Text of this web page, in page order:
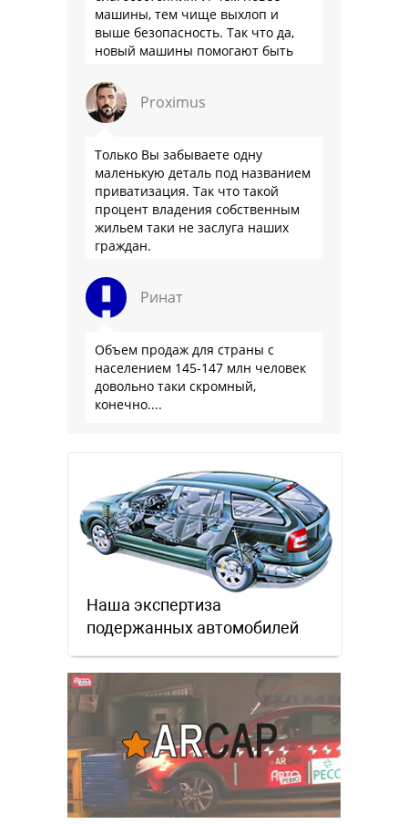
машины, тем чище выхлоп и
выше безопасность. Так что да,
новый машины помогают быть
Proximus
Только Вы забываете одну
маленькую деталь под названием
приватизация. Так что такой
процент владения собственным
жильем таки не заслуга наших
граждан.
Ринат
Объем продаж для страны с
населением 145-147 млн человек
довольно таки скромный,
конечно....
Наша экспертиза
подержанных автомобилей